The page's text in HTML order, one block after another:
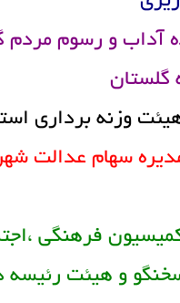
آداب و رسوم مردم
گلستان
وزنه برداری
سهام عدالت
فرهنگی
و هیئت رئیسه